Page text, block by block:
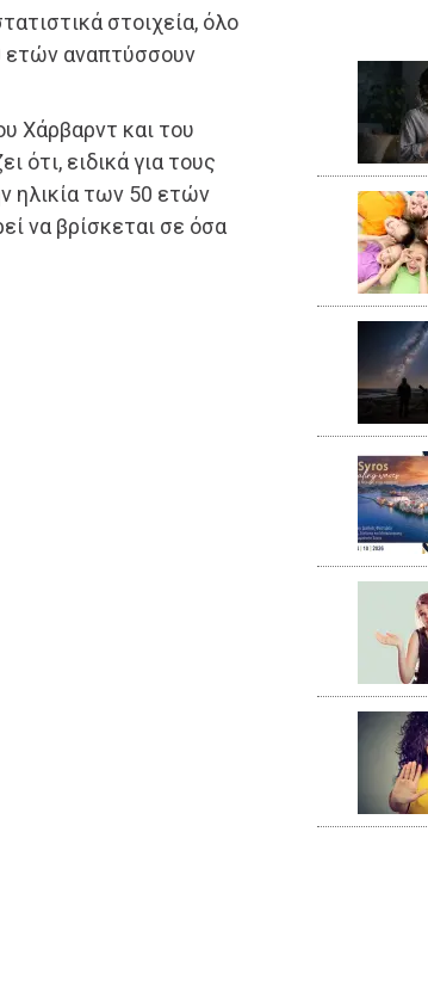
στοιχεία, όλο
ετών αναπτύσσουν
Χάρβαρντ και του
ότι, ειδικά για τους
ηλικία των 50 ετών
να βρίσκεται σε όσα